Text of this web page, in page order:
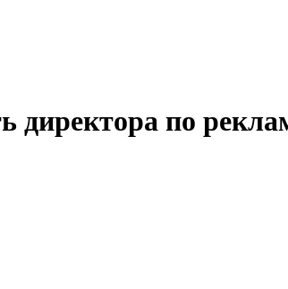
директора по